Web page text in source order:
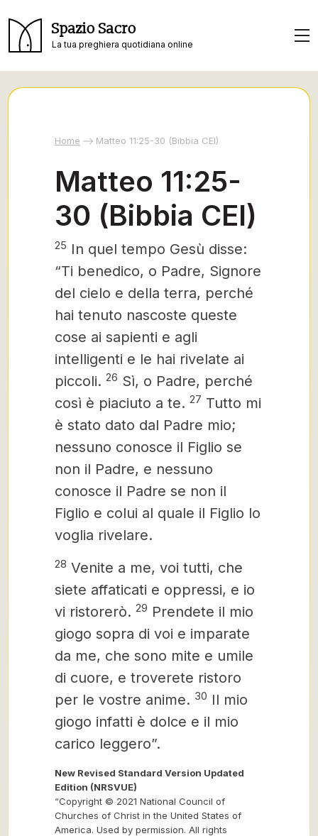
Spazio Sacro
La tua preghiera quotidiana online
Home Matteo 11:25-30 (Bibbia CEI)
Matteo 11:25-
30 (Bibbia CEI)
25 In quel tempo Gesù disse:
“Ti benedico, o Padre, Signore
del cielo e della terra, perché
hai tenuto nascoste queste
cose ai sapienti e agli
intelligenti e le hai rivelate ai
piccoli. 26 Sì, o Padre, perché
così è piaciuto a te. 27 Tutto mi
è stato dato dal Padre mio;
nessuno conosce il Figlio se
non il Padre, e nessuno
conosce il Padre se non il
Figlio e colui al quale il Figlio lo
voglia rivelare.
28 Venite a me, voi tutti, che
siete affaticati e oppressi, e io
vi ristorerò. 29 Prendete il mio
giogo sopra di voi e imparate
da me, che sono mite e umile
di cuore, e troverete ristoro
per le vostre anime. 30 Il mio
giogo infatti è dolce e il mio
carico leggero”.
New Revised Standard Version Updated
Edition (NRSVUE)
“Copyright © 2021 National Council of
Churches of Christ in the United States of
America. Used by permission. All rights